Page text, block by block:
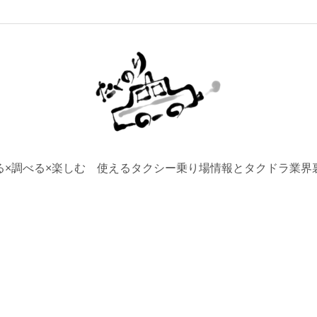
×調べる×楽しむ 使えるタクシー乗り場情報とタクドラ業界